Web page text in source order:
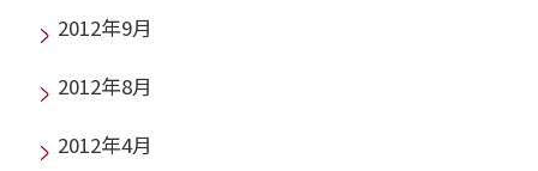
2012年9月
2012年8月
2012年4月